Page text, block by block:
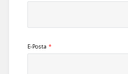
E-Posta *